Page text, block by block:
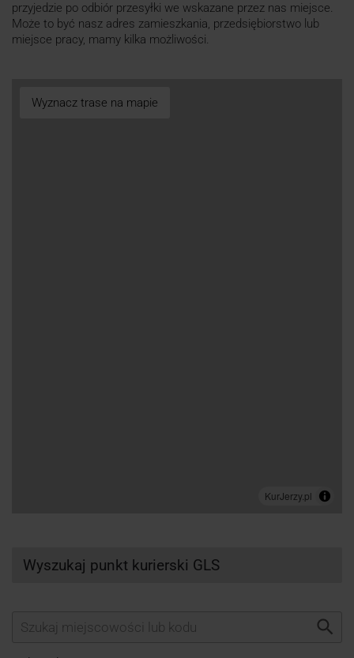
przyjedzie po odbiór przesyłki we wskazane przez nas miejsce.
Może to być nasz adres zamieszkania, przedsiębiorstwo lub
miejsce pracy, mamy kilka możliwości.
Wyznacz trase na mapie
Wyszukaj punkt kurierski GLS